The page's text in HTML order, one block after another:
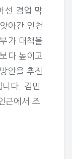
선 겸업 막
아간 인천
가 대책을
다 높이고
안을 추진
다. 김민
근에서 조